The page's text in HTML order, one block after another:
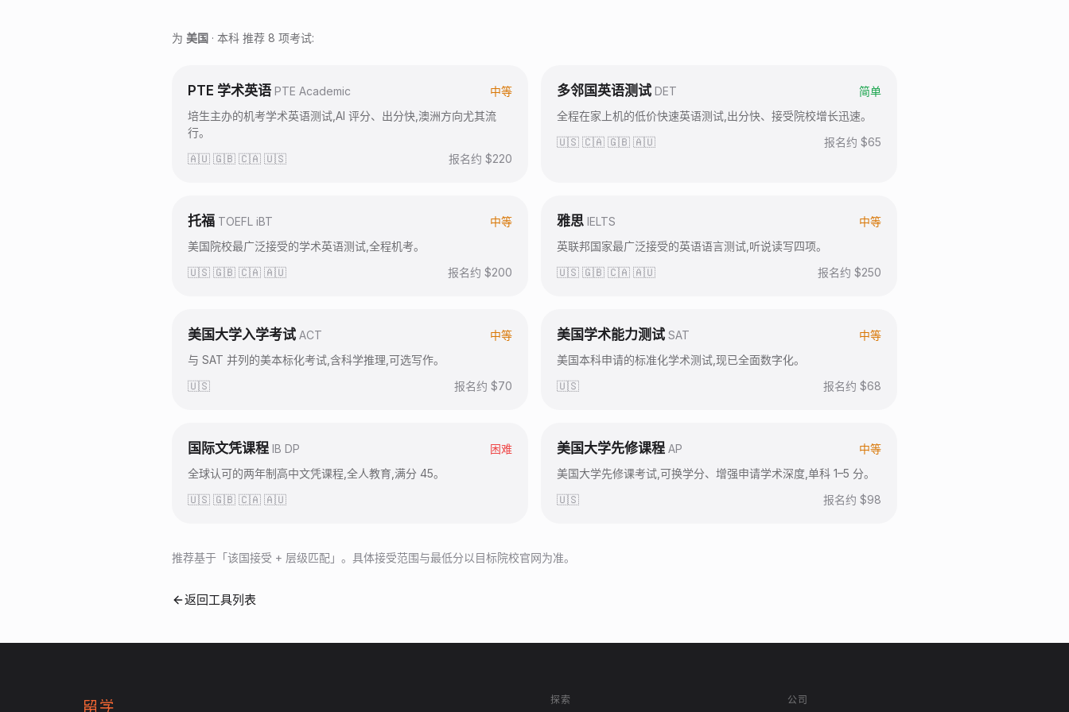
为 美国 · 本科 推荐 8 项考试:
PTE 学术英语 PTE Academic
中等
培生主办的机考学术英语测试,AI 评分、出分快,澳洲方向尤其流
行。
🇦🇺 🇬🇧 🇨🇦 🇺🇸
报名约 $220
多邻国英语测试 DET
简单
全程在家上机的低价快速英语测试,出分快、接受院校增长迅速。
🇺🇸 🇨🇦 🇬🇧 🇦🇺
报名约 $65
托福 TOEFL iBT
中等
美国院校最广泛接受的学术英语测试,全程机考。
🇺🇸 🇬🇧 🇨🇦 🇦🇺
报名约 $200
雅思 IELTS
中等
英联邦国家最广泛接受的英语语言测试,听说读写四项。
🇺🇸 🇬🇧 🇨🇦 🇦🇺
报名约 $250
美国大学入学考试 ACT
中等
与 SAT 并列的美本标化考试,含科学推理,可选写作。
🇺🇸
报名约 $70
美国学术能力测试 SAT
中等
美国本科申请的标准化学术测试,现已全面数字化。
🇺🇸
报名约 $68
国际文凭课程 IB DP
困难
全球认可的两年制高中文凭课程,全人教育,满分 45。
🇺🇸 🇬🇧 🇨🇦 🇦🇺
美国大学先修课程 AP
中等
美国大学先修课考试,可换学分、增强申请学术深度,单科 1–5 分。
🇺🇸
报名约 $98
推荐基于「该国接受 + 层级匹配」。具体接受范围与最低分以目标院校官网为准。
返回工具列表
探索 公司